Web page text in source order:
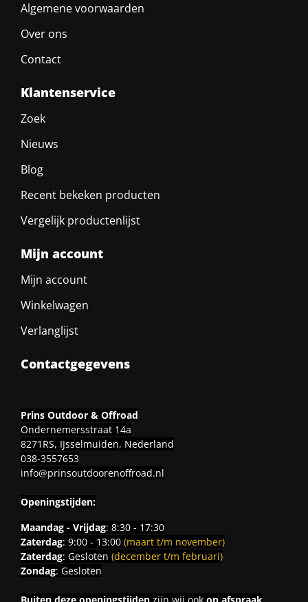
Algemene voorwaarden
Over ons
Contact
Klantenservice
Zoek
Nieuws
Blog
Recent bekeken producten
Vergelijk productenlijst
Mijn account
Mijn account
Winkelwagen
Verlanglijst
Contactgegevens
Prins Outdoor & Offroad
Ondernemersstraat 14a
8271RS, IJsselmuiden, Nederland
038-3557653
info@prinsoutdoorenoffroad.nl
Openingstijden:
Maandag - Vrijdag: 8:30 - 17:30
Zaterdag: 9:00 - 13:00 (maart t/m november)
Zaterdag: Gesloten (december t/m februari)
Zondag: Gesloten